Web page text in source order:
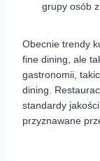
grupy osób
Obecnie trendy
fine dining, ale
gastronomii,
dining.
standardy
przyznawane